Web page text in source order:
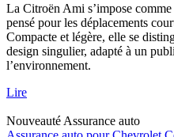
La Citroën Ami s’impose
pensé pour les déplacements
Compacte et légère, elle se
design singulier, adapté à un
l’environnement.
Lire
Nouveauté Assurance auto